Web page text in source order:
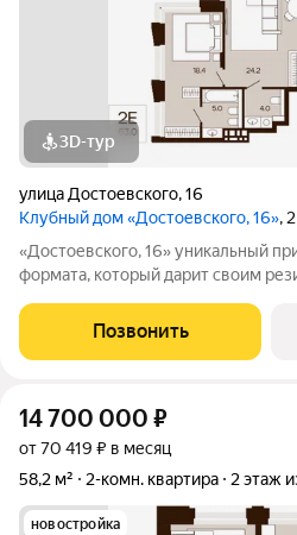
3D-тур
улица Достоевского,16
Клубный дом «Достоевского, 16»,
«Достоевского, 16» уникальный приватный проект клубного
формата, который дарит своим
сохраняя приватность. Находиться
одновременно в уединенном месте,
Позвонить
14 700 000 ₽
от 70 419 ₽ в месяц
58,2 м²
2-комн. квартира 2 этаж
новостройка